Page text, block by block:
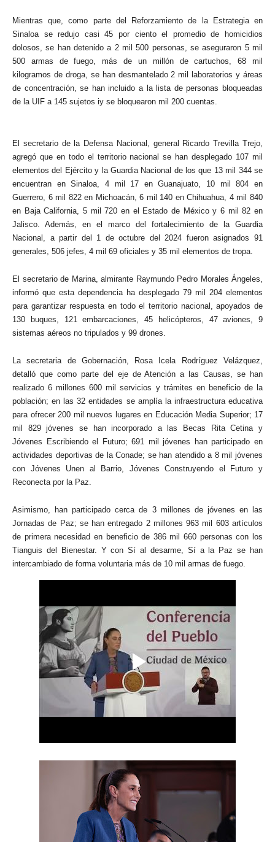
Mientras que, como parte del Reforzamiento de la Estrategia en
Sinaloa se redujo casi 45 por ciento el promedio de homicidios
dolosos, se han detenido a 2 mil 500 personas, se aseguraron 5 mil
500 armas de fuego, más de un millón de cartuchos, 68 mil
kilogramos de droga, se han desmantelado 2 mil laboratorios y áreas
de concentración, se han incluido a la lista de personas bloqueadas
de la UIF a 145 sujetos iy se bloquearon mil 200 cuentas.
El secretario de la Defensa Nacional, general Ricardo Trevilla Trejo,
agregó que en todo el territorio nacional se han desplegado 107 mil
elementos del Ejército y la Guardia Nacional de los que 13 mil 344 se
encuentran en Sinaloa, 4 mil 17 en Guanajuato, 10 mil 804 en
Guerrero, 6 mil 822 en Michoacán, 6 mil 140 en Chihuahua, 4 mil 840
en Baja California, 5 mil 720 en el Estado de México y 6 mil 82 en
Jalisco. Además, en el marco del fortalecimiento de la Guardia
Nacional, a partir del 1 de octubre del 2024 fueron asignados 91
generales, 506 jefes, 4 mil 69 oficiales y 35 mil elementos de tropa.
El secretario de Marina, almirante Raymundo Pedro Morales Ángeles,
informó que esta dependencia ha desplegado 79 mil 204 elementos
para garantizar respuesta en todo el territorio nacional, apoyados de
130 buques, 121 embarcaciones, 45 helicópteros, 47 aviones, 9
sistemas aéreos no tripulados y 99 drones.
La secretaria de Gobernación, Rosa Icela Rodríguez Velázquez,
detalló que como parte del eje de Atención a las Causas, se han
realizado 6 millones 600 mil servicios y trámites en beneficio de la
población; en las 32 entidades se amplía la infraestructura educativa
para ofrecer 200 mil nuevos lugares en Educación Media Superior; 17
mil 829 jóvenes se han incorporado a las Becas Rita Cetina y
Jóvenes Escribiendo el Futuro; 691 mil jóvenes han participado en
actividades deportivas de la Conade; se han atendido a 8 mil jóvenes
con Jóvenes Unen al Barrio, Jóvenes Construyendo el Futuro y
Reconecta por la Paz.
Asimismo, han participado cerca de 3 millones de jóvenes en las
Jornadas de Paz; se han entregado 2 millones 963 mil 603 artículos
de primera necesidad en beneficio de 386 mil 660 personas con los
Tianguis del Bienestar. Y con Sí al desarme, Sí a la Paz se han
intercambiado de forma voluntaria más de 10 mil armas de fuego.